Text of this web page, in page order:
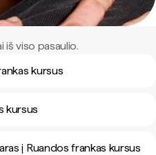
iš viso pasaulio.
kursus
kursus
į Ruandos frankas kursus